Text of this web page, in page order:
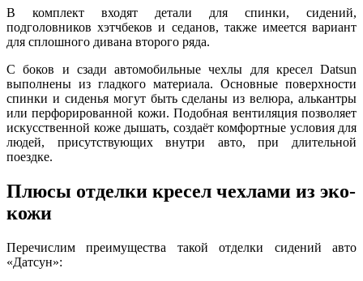
В комплект входят детали для спинки, сидений,
подголовников хэтчбеков и седанов, также имеется вариант
для сплошного дивана второго ряда.
С боков и сзади автомобильные чехлы для кресел Datsun
выполнены из гладкого материала. Основные поверхности
спинки и сиденья могут быть сделаны из велюра, алькантры
или перфорированной кожи. Подобная вентиляция позволяет
искусственной коже дышать, создаёт комфортные условия для
людей, присутствующих внутри авто, при длительной
поездке.
Плюсы отделки кресел чехлами из эко-
кожи
Перечислим преимущества такой отделки сидений авто
«Датсун»: